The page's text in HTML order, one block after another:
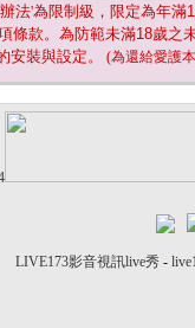
法'為限制級，限定為年滿
條款。為防範未滿18歲之
安裝與設定。 (為還給愛護
LIVE173影音視訊live秀 -